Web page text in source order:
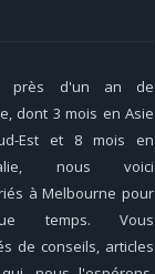
près d'un an de
dont 3 mois en Asie
Est et 8 mois en
nous voici
à Melbourne pour
temps. Vous
de conseils, articles